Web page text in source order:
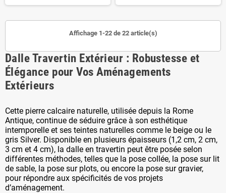
Affichage 1-22 de 22 article(s)
Dalle Travertin Extérieur : Robustesse et
Élégance pour Vos Aménagements
Extérieurs
Cette pierre calcaire naturelle, utilisée depuis la Rome
Antique, continue de séduire grâce à son esthétique
intemporelle et ses teintes naturelles comme le beige ou le
gris Silver. Disponible en plusieurs épaisseurs (1,2 cm, 2 cm,
3 cm et 4 cm), la dalle en travertin peut être posée selon
différentes méthodes, telles que la pose collée, la pose sur lit
de sable, la pose sur plots, ou encore la pose sur gravier,
pour répondre aux spécificités de vos projets
d’aménagement.